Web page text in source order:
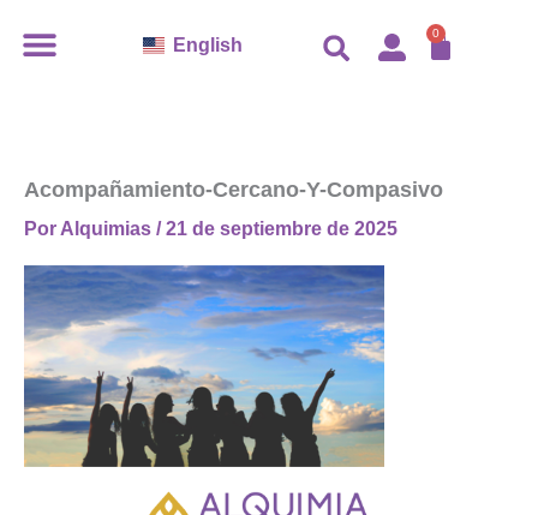
English 0
Carro
Acompañamiento-Cercano-Y-Compasivo
Por Alquimias /21 de septiembre de 2025